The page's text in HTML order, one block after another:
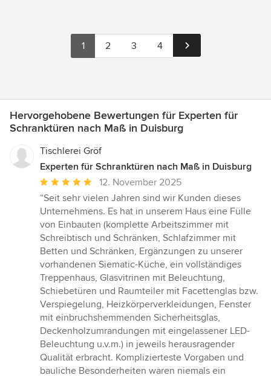
1 2 3 4
Hervorgehobene Bewertungen für Experten für
Schranktüren nach Maß in Duisburg
Tischlerei Gröf
Experten für Schranktüren nach Maß in Duisburg
Durchschnittliche
Bewertung:
5
von
5
Sternen
12. November 2025
“Seit sehr vielen Jahren sind wir Kunden dieses
Unternehmens. Es hat in unserem Haus eine Fülle
von Einbauten (komplette Arbeitszimmer mit
Schreibtisch und Schränken, Schlafzimmer mit
Betten und Schränken, Ergänzungen zu unserer
vorhandenen Siematic-Küche, ein vollständiges
Treppenhaus, Glasvitrinen mit Beleuchtung,
Schiebetüren und Raumteiler mit Facettenglas bzw.
Verspiegelung, Heizkörperverkleidungen, Fenster
mit einbruchshemmenden Sicherheitsglas,
Deckenholzumrandungen mit eingelassener LED-
Beleuchtung u.v.m.) in jeweils herausragender
Qualität erbracht. Komplizierteste Vorgaben und
bauliche Besonderheiten waren niemals ein